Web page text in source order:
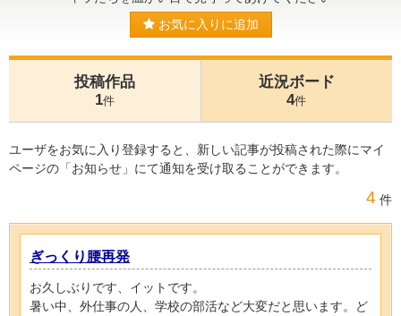
お気に入りに追加
投稿作品
1件
近況ボード
4件
ユーザをお気に入り登録すると、新しい記事が投稿された際にマイ
ページの「お知らせ」にて通知を受け取ることができます。
4 件
ぎっくり腰再発
お久しぶりです、イットです。
暑い中、外仕事の人、学校の部活など大変だと思います。ど